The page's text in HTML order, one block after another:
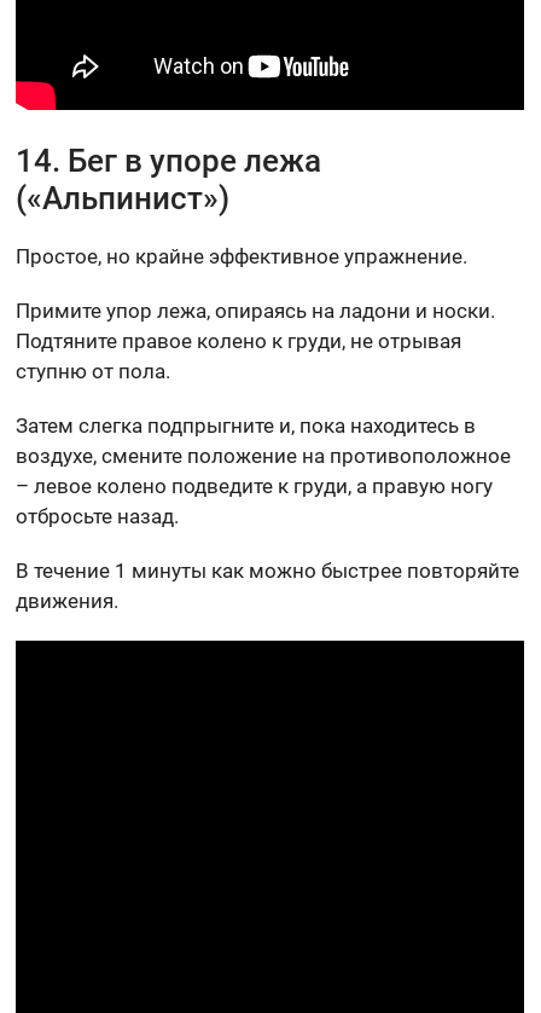
14. Бег в упоре лежа
(«Альпинист»)
Простое, но крайне эффективное упражнение.
Примите упор лежа, опираясь на ладони и носки.
Подтяните правое колено к груди, не отрывая
ступню от пола.
Затем слегка подпрыгните и, пока находитесь в
воздухе, смените положение на противоположное
– левое колено подведите к груди, а правую ногу
отбросьте назад.
В течение 1 минуты как можно быстрее повторяйте
движения.